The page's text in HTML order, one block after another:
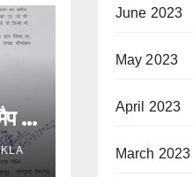
व
एवं
June 2023
May 2023
April 2023
March 2023